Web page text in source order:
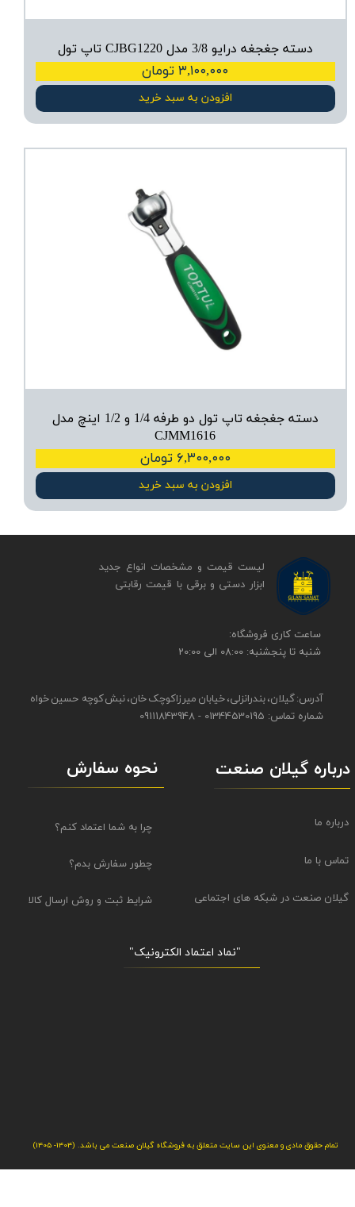
دسته جغجغه درایو 3/8 مدل CJBG1220 تاپ تول
۳,۱۰۰,۰۰۰ تومان
افزودن به سبد خرید
دسته جغجغه تاپ تول دو طرفه 1/4 و 1/2 اینچ مدل
CJMM1616
۶,۳۰۰,۰۰۰ تومان
افزودن به سبد خرید
​​ساعت کاری فروشگاه:
شنبه تا پنجشنبه: 08:00 الی 20:00
آدرس: گیلان، بندرانزلی، خیابان میرزاکوچک خان، نبش کوچه حسین خواه
شماره تماس: 01344530195 - 09111843948
لیست قیمت و مشخصات انواع جدید
ابزار دستی و برقی ​​​​​​​با قیمت رقابتی
نحوه سفارش
چرا به شما اعتماد کنم؟
چطور سفارش بدم؟
شرایط ثبت و روش ارسال کالا
تمام حقوق مادی و معنوی این سایت متعلق به فروشگاه گیلان صنعت می باشد. (1404- 1405)
"نماد اعتماد الکترونیک​​​​​​​"
درباره گیلان صنعت
درباره ما
تماس با ما
گیلان صنعت در شبکه های اجتماعی